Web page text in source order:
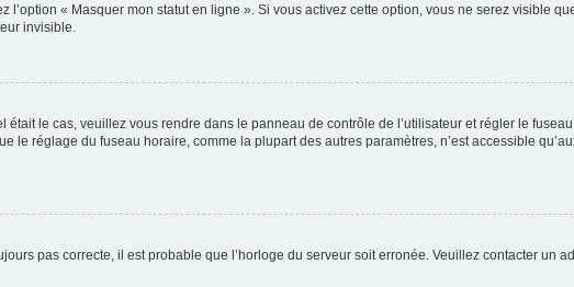
« Masquer mon statut en ligne ». Si vous activez cette option, vous ne serez visible
invisible.
le cas, veuillez vous rendre dans le panneau de contrôle de l’utilisateur et régler le
réglage du fuseau horaire, comme la plupart des autres paramètres, n’est accessible
pas correcte, il est probable que l’horloge du serveur soit erronée. Veuillez contacter un